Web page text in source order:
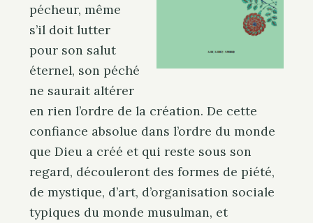
pécheur, même
s’il doit lutter
pour son salut
éternel, son péché
ne saurait altérer
en rien l’ordre de la création. De cette
confiance absolue dans l’ordre du monde
que Dieu a créé et qui reste sous son
regard, découleront des formes de piété,
de mystique, d’art, d’organisation sociale
typiques du monde musulman, et